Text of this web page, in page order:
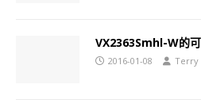
VX2363Smhl-W的
2016-01-08 Terry